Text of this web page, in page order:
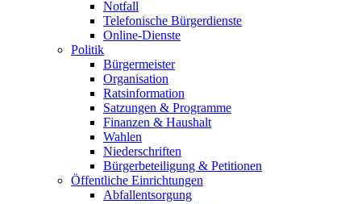
Notfall
Telefonische Bürgerdienste
Online-Dienste
Politik
Bürgermeister
Organisation
Ratsinformation
Satzungen & Programme
Finanzen & Haushalt
Wahlen
Niederschriften
Bürgerbeteiligung & Petitionen
Öffentliche Einrichtungen
Abfallentsorgung